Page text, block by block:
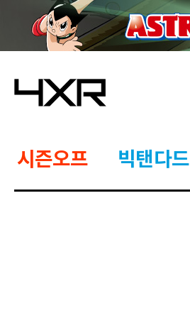
시즌오프 빅탠다드